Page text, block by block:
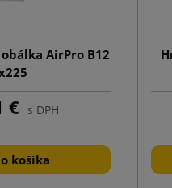
AirPro B12
€ s DPH
košíka